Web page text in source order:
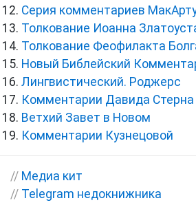
Серия комментариев
Толкование Иоанна
Толкование Феофилакта
Новый Библейский
Лингвистический. Роджерс
Комментарии Давида Стерна
Ветхий Завет в Новом
Комментарии Кузнецовой
// Медиа кит
// Telegram недокнижника